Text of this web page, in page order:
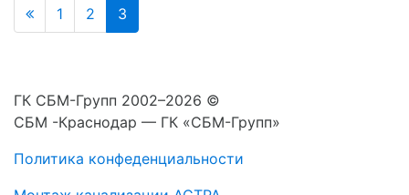
1 2 3
ГК СБМ-Групп 2002–2026 ©
СБМ -Краснодар — ГК «СБМ-Групп»
Политика конфеденциальности